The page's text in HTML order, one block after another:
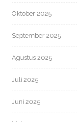
Oktober 2025
September 2025
Agustus 2025
Juli 2025
Juni 2025